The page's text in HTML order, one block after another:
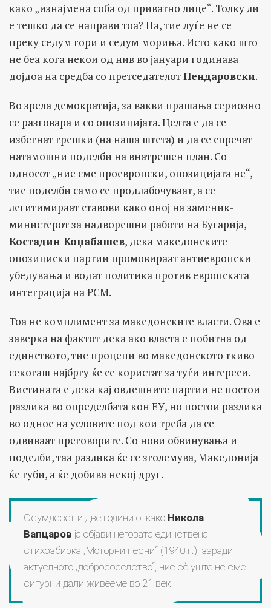
како „изнајмена соба од приватно лице“. Толку ли
е тешко да се направи тоа? Па, тие луѓе не се
преку седум гори и седум мориња. Исто како што
не беа кога некои од нив во јануари годинава
дојдоа на средба со претседателотПендаровски.
Во зрела демократија, за вакви прашања сериозно
се разговара и со опозицијата. Целта е да се
избегнат грешки (на наша штета) и да се спречат
натамошни поделби на внатрешен план. Со
односот „ние сме проевропски, опозицијата не“,
тие поделби само се продлабочуваат, а се
легитимираат ставови како оној на заменик-
министерот за надворешни работи на Бугарија,
Костадин Коџабашев, дека македонските
опозициски партии промовираат антиевропски
убедувања и водат политика против европската
интеграција на РСМ.
Тоа не комплимент за македонските власти. Ова е
заверка на фактот дека ако власта е побитна од
единството, тие процепи во македонското ткиво
секогаш најбргу ќе се користат за туѓи интереси.
Вистината е дека кај овдешните партии не постои
разлика во определбата кон ЕУ, но постои разлика
во однос на условите под кои треба да се
одвиваат преговорите. Со нови обвинувања и
поделби, таа разлика ќе се зголемува, Македонија
ќе губи, а ќе добива некој друг.
Осумдесет и две години откако Никола
Вапцаров ја објави неговата единствена
стихозбирка „Моторни песни“ (1940 г.), заради
актуелното „добрососедство“, ние сѐ уште не сме
сигурни дали живееме во 21 век